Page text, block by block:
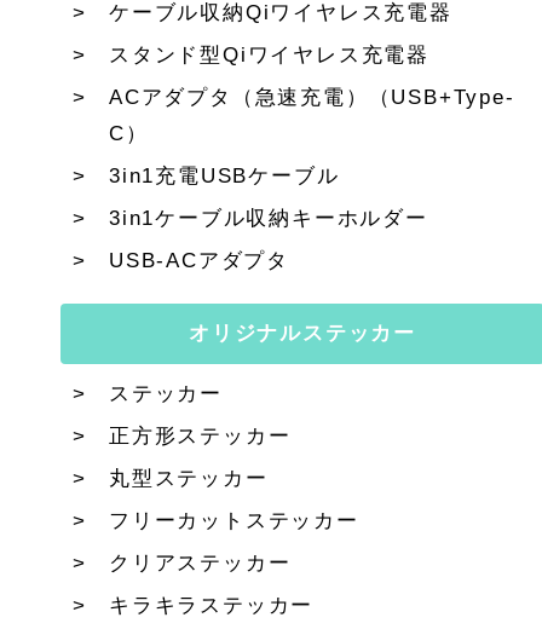
ケーブル収納Qiワイヤレス充電器
スタンド型Qiワイヤレス充電器
ACアダプタ（急速充電）（USB+Type-
C）
3in1充電USBケーブル
3in1ケーブル収納キーホルダー
USB-ACアダプタ
オリジナルステッカー
ステッカー
正方形ステッカー
丸型ステッカー
フリーカットステッカー
クリアステッカー
キラキラステッカー